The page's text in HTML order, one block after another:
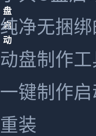
纯净无捆
动盘制作
一键制作启
重装